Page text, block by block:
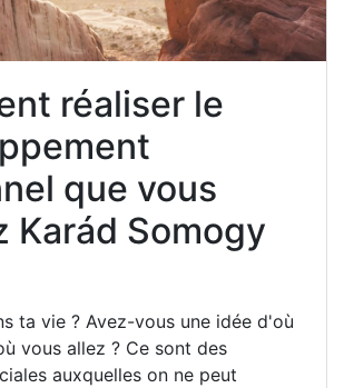
réaliser le
que vous
Karád Somogy
ta vie ? Avez-vous une idée d'où
vous allez ? Ce sont des
auxquelles on ne peut